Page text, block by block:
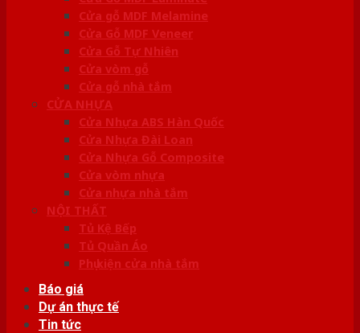
Cửa gỗ MDF Melamine
Cửa Gỗ MDF Veneer
Cửa Gỗ Tự Nhiên
Cửa vòm gỗ
Cửa gỗ nhà tắm
CỬA NHỰA
Cửa Nhựa ABS Hàn Quốc
Cửa Nhựa Đài Loan
Cửa Nhựa Gỗ Composite
Cửa vòm nhựa
Cửa nhựa nhà tắm
NỘI THẤT
Tủ Kệ Bếp
Tủ Quần Áo
Phụ kiện cửa nhà tắm
Báo giá
Dự án thực tế
Tin tức